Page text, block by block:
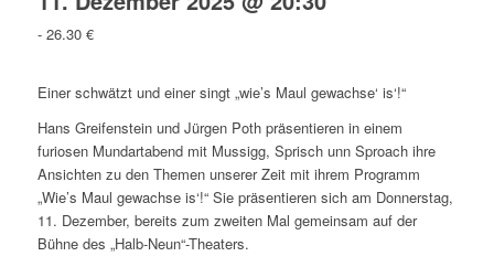
- 26.30 €
Einer schwätzt und einer singt „wie’s Maul gewachse‘ is‘!“
Hans Greifenstein und Jürgen Poth präsentieren in einem
furiosen Mundartabend mit Mussigg, Sprisch unn Sproach ihre
Ansichten zu den Themen unserer Zeit mit ihrem Programm
„Wie’s Maul gewachse is‘!“ Sie präsentieren sich am Donnerstag,
11. Dezember, bereits zum zweiten Mal gemeinsam auf der
Bühne des „Halb-Neun“-Theaters.